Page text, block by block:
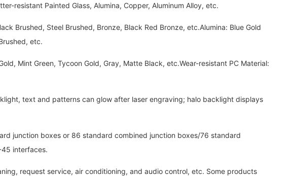
resistant Painted Glass, Alumina, Copper, Aluminum Alloy, etc.
Brushed, Steel Brushed, Bronze, Black Red Bronze, etc.Alumina: Blue Gold
etc.
Mint Green, Tycoon Gold, Gray, Matte Black, etc.Wear-resistant PC Material:
text and patterns can glow after laser engraving; halo backlight displays
junction boxes or 86 standard combined junction boxes/76 standard
interfaces.
request service, air conditioning, and audio control, etc. Some products